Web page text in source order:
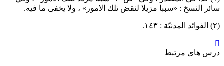
النسخ : «سببا مزيلا لنقض تلك الامور» ، ولا يخفى ما فيه.
های مرتبط